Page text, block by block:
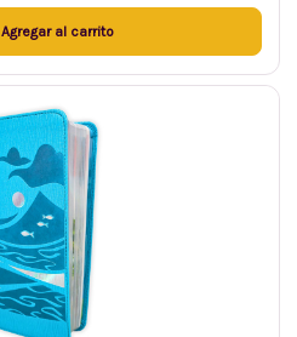
Agregar al carrito